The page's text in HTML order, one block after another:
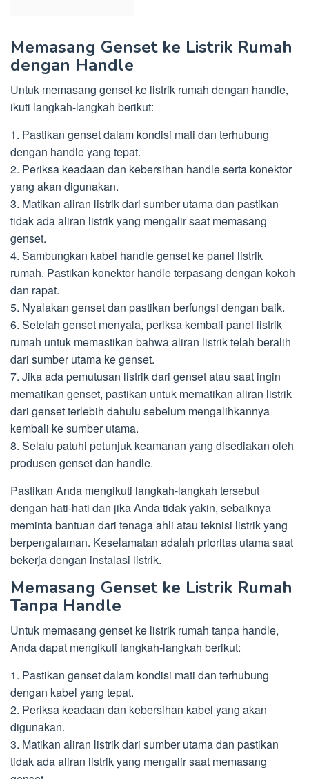
Memasang Genset ke Listrik Rumah
dengan Handle
Untuk memasang genset ke listrik rumah dengan handle,
ikuti langkah-langkah berikut:
1. Pastikan genset dalam kondisi mati dan terhubung
dengan handle yang tepat.
2. Periksa keadaan dan kebersihan handle serta konektor
yang akan digunakan.
3. Matikan aliran listrik dari sumber utama dan pastikan
tidak ada aliran listrik yang mengalir saat memasang
genset.
4. Sambungkan kabel handle genset ke panel listrik
rumah. Pastikan konektor handle terpasang dengan kokoh
dan rapat.
5. Nyalakan genset dan pastikan berfungsi dengan baik.
6. Setelah genset menyala, periksa kembali panel listrik
rumah untuk memastikan bahwa aliran listrik telah beralih
dari sumber utama ke genset.
7. Jika ada pemutusan listrik dari genset atau saat ingin
mematikan genset, pastikan untuk mematikan aliran listrik
dari genset terlebih dahulu sebelum mengalihkannya
kembali ke sumber utama.
8. Selalu patuhi petunjuk keamanan yang disediakan oleh
produsen genset dan handle.
Pastikan Anda mengikuti langkah-langkah tersebut
dengan hati-hati dan jika Anda tidak yakin, sebaiknya
meminta bantuan dari tenaga ahli atau teknisi listrik yang
berpengalaman. Keselamatan adalah prioritas utama saat
bekerja dengan instalasi listrik.
Memasang Genset ke Listrik Rumah
Tanpa Handle
Untuk memasang genset ke listrik rumah tanpa handle,
Anda dapat mengikuti langkah-langkah berikut:
1. Pastikan genset dalam kondisi mati dan terhubung
dengan kabel yang tepat.
2. Periksa keadaan dan kebersihan kabel yang akan
digunakan.
3. Matikan aliran listrik dari sumber utama dan pastikan
tidak ada aliran listrik yang mengalir saat memasang